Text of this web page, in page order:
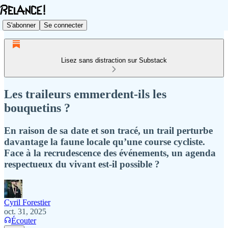
S'abonner Se connecter
Lisez sans distraction sur Substack
Les traileurs emmerdent-ils les
bouquetins ?
En raison de sa date et son tracé, un trail perturbe
davantage la faune locale qu’une course cycliste.
Face à la recrudescence des événements, un agenda
respectueux du vivant est-il possible ?
Cyril Forestier
oct. 31, 2025
Écouter